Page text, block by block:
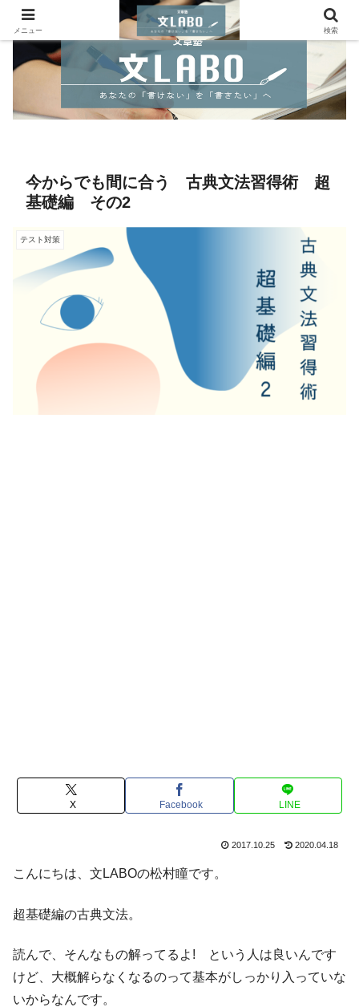
今からでも間に合う 古典文法習得術 超
基礎編 その2
テスト対策
X Facebook LINE
2017.10.25 2020.04.18
こんにちは、文LABOの松村瞳です。
超基礎編の古典文法。
読んで、そんなもの解ってるよ! という人は良いんです
けど、大概解らなくなるのって基本がしっかり入っていな
いからなんです。
メニュー 検索